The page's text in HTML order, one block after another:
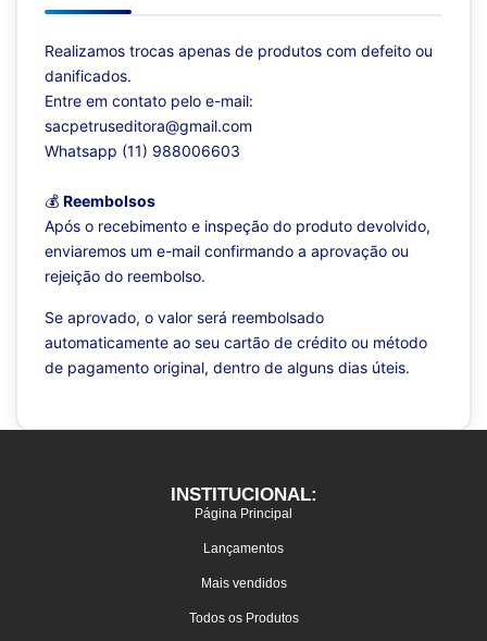
Realizamos trocas apenas de produtos com defeito ou
danificados.
Entre em contato pelo e-mail:
sacpetruseditora@gmail.com
Whatsapp (11) 988006603
💰 Reembolsos
Após o recebimento e inspeção do produto devolvido,
enviaremos um e-mail confirmando a aprovação ou
rejeição do reembolso.
Se aprovado, o valor será reembolsado
automaticamente ao seu cartão de crédito ou método
de pagamento original, dentro de alguns dias úteis.
INSTITUCIONAL:
Página Principal
Lançamentos
Mais vendidos
Todos os Produtos